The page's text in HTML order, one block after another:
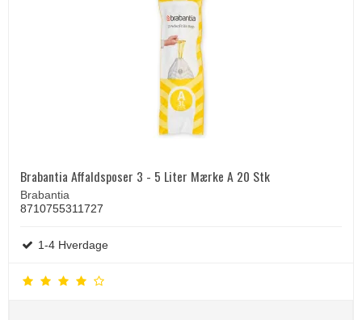
Brabantia Affaldsposer 3 - 5 Liter Mærke A 20 Stk
Brabantia
8710755311727
1-4 Hverdage